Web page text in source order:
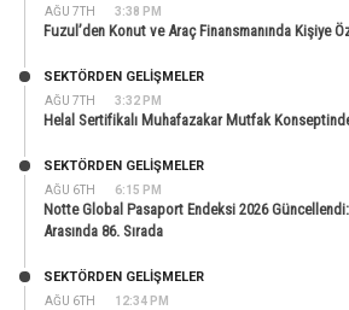
AĞU 7TH 3:38 PM
Fuzul’den Konut ve Araç Finansmanında Kişiye
AĞU 7TH 3:32 PM
SEKTÖRDEN GELIŞMELER
Helal Sertifikalı Muhafazakar Mutfak
AĞU 6TH 6:15 PM
SEKTÖRDEN GELIŞMELER
Notte Global Pasaport Endeksi 2026
Arasında 86. Sırada
AĞU 6TH 12:34 PM
SEKTÖRDEN GELIŞMELER